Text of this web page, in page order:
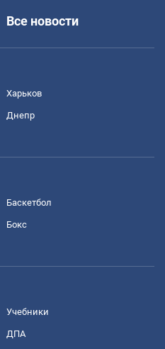
Все новости
Харьков
Днепр
Баскетбол
Бокс
Учебники
ДПА